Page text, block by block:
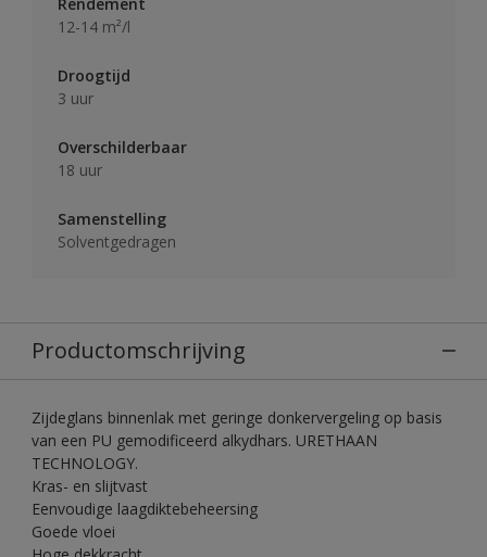
12-14 m²/l
Droogtijd
3 uur
Overschilderbaar
18 uur
Samenstelling
Solventgedragen
Productomschrijving
Zijdeglans binnenlak met geringe donkervergeling op basis
van een PU gemodificeerd alkydhars. URETHAAN
TECHNOLOGY.
Kras- en slijtvast
Eenvoudige laagdiktebeheersing
Goede vloei